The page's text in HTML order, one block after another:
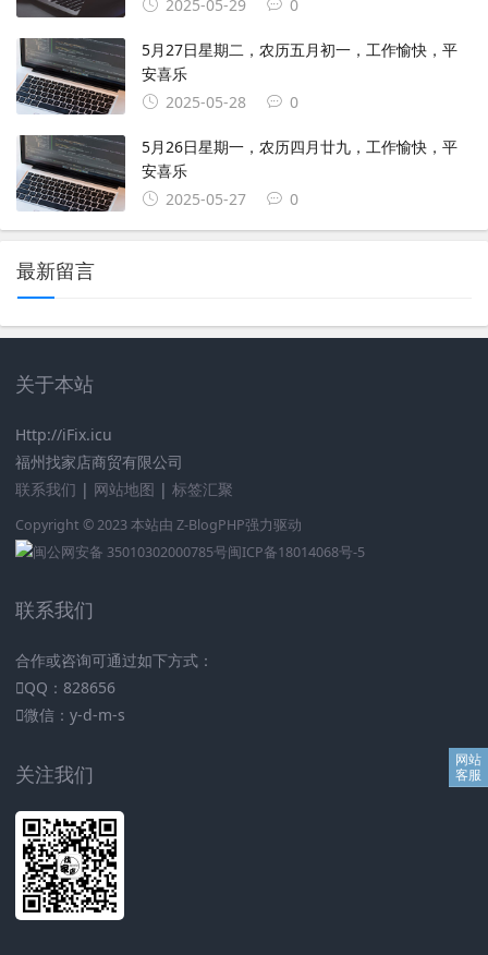
2025-05-29
0
5月27日星期二，农历五月初一，工作愉快，平
安喜乐
2025-05-28
0
5月26日星期一，农历四月廿九，工作愉快，平
安喜乐
2025-05-27
0
最新留言
关于本站
Http://iFix.icu
福州找家店商贸有限公司
联系我们 | 网站地图 | 标签汇聚
Copyright © 2023 本站由 Z-BlogPHP强力驱动
闽公网安备 35010302000785号闽ICP备18014068号-5
联系我们
合作或咨询可通过如下方式：
QQ：828656
微信：y-d-m-s
关注我们